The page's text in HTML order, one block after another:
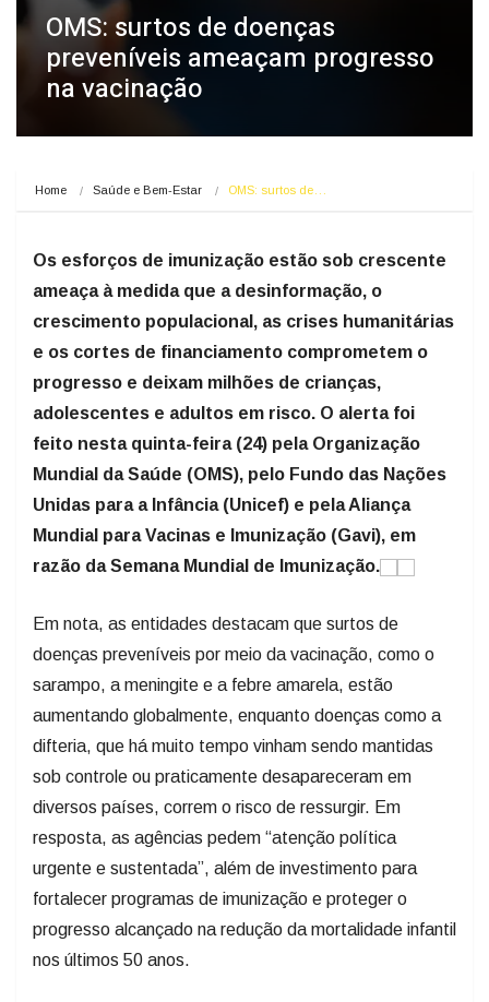
OMS: surtos de doenças
preveníveis ameaçam progresso
na vacinação
Home Saúde e Bem-Estar OMS: surtos de…
Os esforços de imunização estão sob crescente
ameaça à medida que a desinformação, o
crescimento populacional, as crises humanitárias
e os cortes de financiamento comprometem o
progresso e deixam milhões de crianças,
adolescentes e adultos em risco. O alerta foi
feito nesta quinta-feira (24) pela Organização
Mundial da Saúde (OMS), pelo Fundo das Nações
Unidas para a Infância (Unicef) e pela Aliança
Mundial para Vacinas e Imunização (Gavi), em
razão da Semana Mundial de Imunização.
Em nota, as entidades destacam que surtos de
doenças preveníveis por meio da vacinação, como o
sarampo, a meningite e a febre amarela, estão
aumentando globalmente, enquanto doenças como a
difteria, que há muito tempo vinham sendo mantidas
sob controle ou praticamente desapareceram em
diversos países, correm o risco de ressurgir. Em
resposta, as agências pedem “atenção política
urgente e sustentada”, além de investimento para
fortalecer programas de imunização e proteger o
progresso alcançado na redução da mortalidade infantil
nos últimos 50 anos.